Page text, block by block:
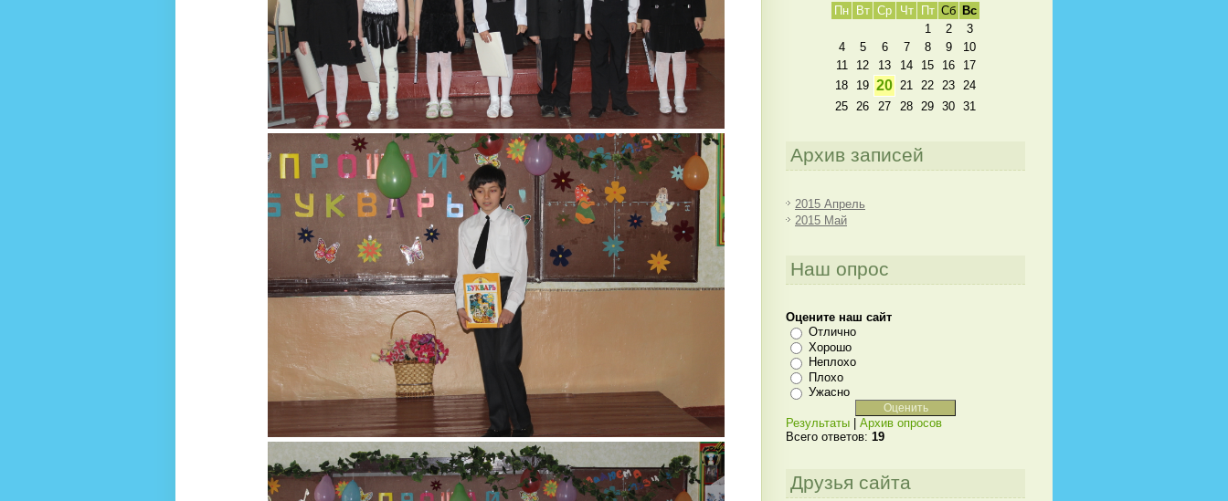
Пн
Вт Ср Чт Пт Сб Вс
1
2
3
4
5 6 7 8 9
10
11
12 13 14 15 16
17
18
19 20 21 22 23
24
25
26 27 28 29 30 31
Архив записей
2015 Апрель
2015 Май
Наш опрос
Оцените наш сайт
Отлично
Хорошо
Неплохо
Плохо
Ужасно
Результаты | Архив опросов
Всего ответов: 19
Друзья сайта